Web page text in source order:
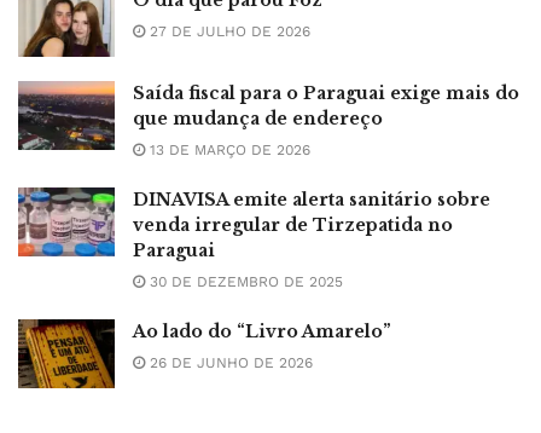
27 DE JULHO DE 2026
Saída fiscal para o Paraguai exige mais do
que mudança de endereço
13 DE MARÇO DE 2026
DINAVISA emite alerta sanitário sobre
venda irregular de Tirzepatida no
Paraguai
30 DE DEZEMBRO DE 2025
Ao lado do “Livro Amarelo”
26 DE JUNHO DE 2026